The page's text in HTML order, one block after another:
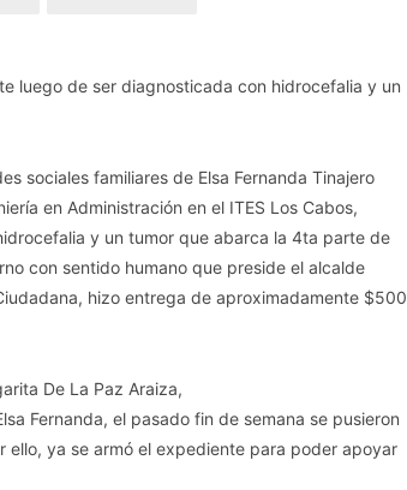
luego de ser diagnosticada con hidrocefalia y un
sociales familiares de Elsa Fernanda Tinajero
en Administración en el ITES Los Cabos,
y un tumor que abarca la 4ta parte de
con sentido humano que preside el alcalde
hizo entrega de aproximadamente $500
De La Paz Araiza,
Fernanda, el pasado fin de semana se pusieron
ya se armó el expediente para poder apoyar